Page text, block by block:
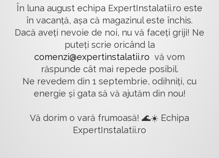
În luna august echipa ExpertInstalatii.ro este
în vacanță, așa că magazinul este închis.
Dacă aveți nevoie de noi, nu vă faceți griji! Ne
puteți scrie oricând la
comenzi@expertinstalatii.ro vă vom
răspunde cât mai repede posibil.
Ne revedem din 1 septembrie, odihniți, cu
energie și gata să vă ajutăm din nou!
Vă dorim o vară frumoasă! 🌊☀️ Echipa
ExpertInstalatii.ro